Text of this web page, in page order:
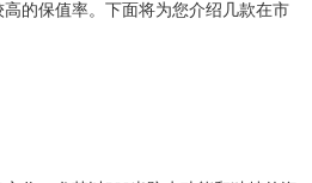
的保值率。下面将为您介绍几款在市